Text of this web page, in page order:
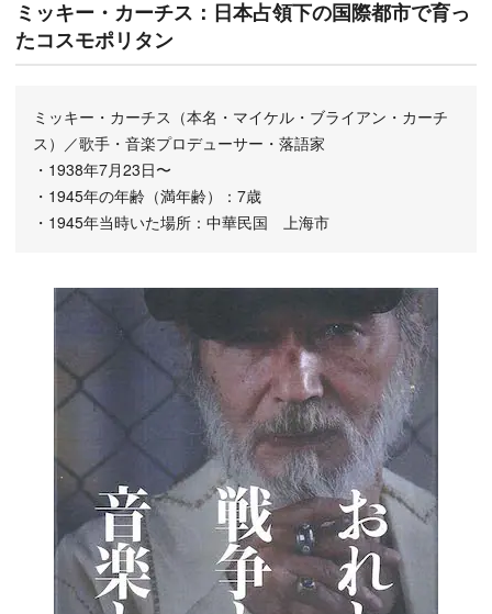
ミッキー・カーチス：日本占領下の国際都市で育っ
たコスモポリタン
ミッキー・カーチス（本名・マイケル・ブライアン・カーチ
ス）／歌手・音楽プロデューサー・落語家
・1938年7月23日〜
・1945年の年齢（満年齢）：7歳
・1945年当時いた場所：中華民国 上海市